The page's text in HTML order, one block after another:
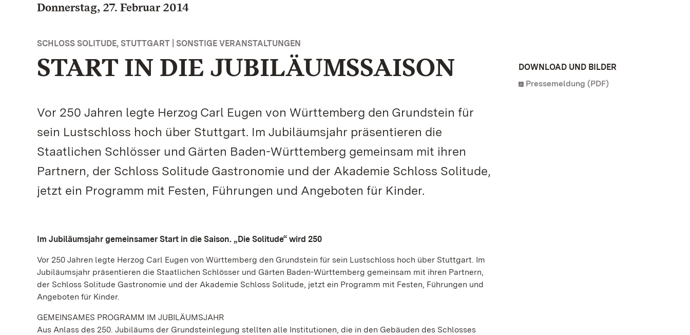
Donnerstag, 27. Februar 2014
SCHLOSS SOLITUDE, STUTTGART | SONSTIGE VERANSTALTUNGEN
START IN DIE JUBILÄUMSSAISON
Vor 250 Jahren legte Herzog Carl Eugen von Württemberg den Grundstein für
sein Lustschloss hoch über Stuttgart. Im Jubiläumsjahr präsentieren die
Staatlichen Schlösser und Gärten Baden-Württemberg gemeinsam mit ihren
Partnern, der Schloss Solitude Gastronomie und der Akademie Schloss Solitude,
jetzt ein Programm mit Festen, Führungen und Angeboten für Kinder.
Im Jubiläumsjahr gemeinsamer Start in die Saison. „Die Solitude“ wird 250
Vor 250 Jahren legte Herzog Carl Eugen von Württemberg den Grundstein für sein Lustschloss hoch über Stuttgart. Im
Jubiläumsjahr präsentieren die Staatlichen Schlösser und Gärten Baden-Württemberg gemeinsam mit ihren Partnern,
der Schloss Solitude Gastronomie und der Akademie Schloss Solitude, jetzt ein Programm mit Festen, Führungen und
Angeboten für Kinder.
GEMEINSAMES PROGRAMM IM JUBILÄUMSJAHR
Aus Anlass des 250. Jubiläums der Grundsteinlegung stellten alle Institutionen, die in den Gebäuden des Schlosses
DOWNLOAD UND BILDER
Pressemeldung (PDF)